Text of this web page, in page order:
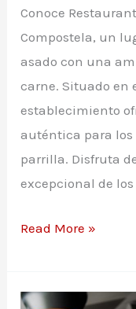
Conoce
Compostela, un
asado con una
carne. Situado en
establecimiento
auténtica para los
parrilla. Disfruta
excepcional de los
Carta
en
Read More »